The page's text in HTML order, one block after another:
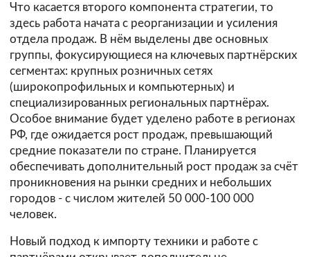
Что касается второго компонента стратегии, то
здесь работа начата с реорганизации и усиления
отдела продаж. В нём выделены две основных
группы, фокусирующиеся на ключевых партнёрских
сегментах: крупных розничных сетях
(широкопрофильных и компьютерных) и
специализированных региональных партнёрах.
Особое внимание будет уделено работе в регионах
РФ, где ожидается рост продаж, превышающий
средние показатели по стране. Планируется
обеспечивать дополнительный рост продаж за счёт
проникновения на рынки средних и небольших
городов - с числом жителей 50 000-100 000
человек.
Новый подход к импорту техники и работе с